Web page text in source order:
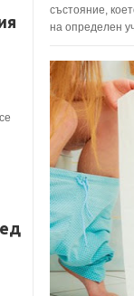
състояние,
на определен